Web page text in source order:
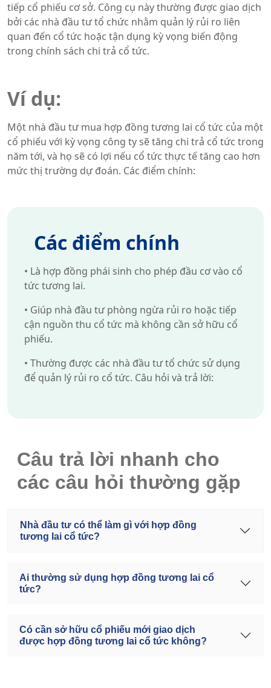
tiếp cổ phiếu cơ sở. Công cụ này thường được giao dịch
bởi các nhà đầu tư tổ chức nhằm quản lý rủi ro liên
quan đến cổ tức hoặc tận dụng kỳ vọng biến động
trong chính sách chi trả cổ tức.
Ví dụ:
Một nhà đầu tư mua hợp đồng tương lai cổ tức của một
cổ phiếu với kỳ vọng công ty sẽ tăng chi trả cổ tức trong
năm tới, và họ sẽ có lợi nếu cổ tức thực tế tăng cao hơn
mức thị trường dự đoán. Các điểm chính:
Các điểm chính
• Là hợp đồng phái sinh cho phép đầu cơ vào cổ
tức tương lai.
• Giúp nhà đầu tư phòng ngừa rủi ro hoặc tiếp
cận nguồn thu cổ tức mà không cần sở hữu cổ
phiếu.
• Thường được các nhà đầu tư tổ chức sử dụng
để quản lý rủi ro cổ tức. Câu hỏi và trả lời:
Câu trả lời nhanh cho
các câu hỏi thường gặp
Nhà đầu tư có thể làm gì với hợp đồng
tương lai cổ tức?
Ai thường sử dụng hợp đồng tương lai cổ
tức?
Có cần sở hữu cổ phiếu mới giao dịch
được hợp đồng tương lai cổ tức không?